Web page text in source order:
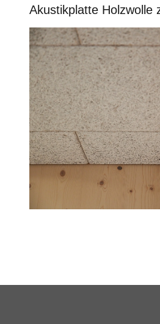
Akustikplatte Holzwolle